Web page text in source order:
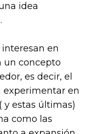
idea
en
un concepto
es decir, el
experimentar en
y estas últimas)
como las